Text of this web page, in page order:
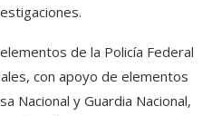
de la Policía Federal
con apoyo de elementos
Nacional y Guardia Nacional,